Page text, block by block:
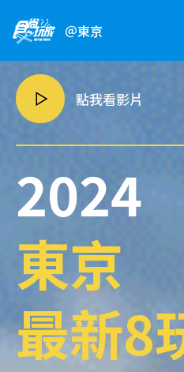
＠東京
點我看影片
2024
東京
最新8